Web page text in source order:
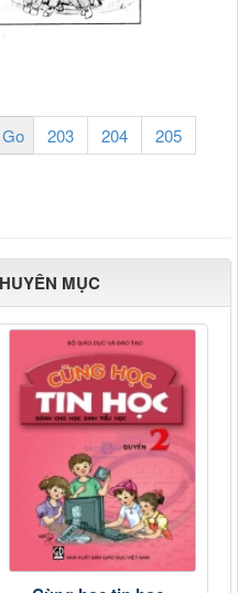
203 204
205
MỤC